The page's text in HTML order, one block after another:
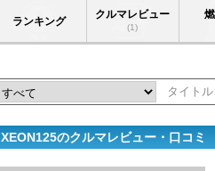
ランキング
クルマレビュー
(1)
XEON125のクルマレビュー・口コミ